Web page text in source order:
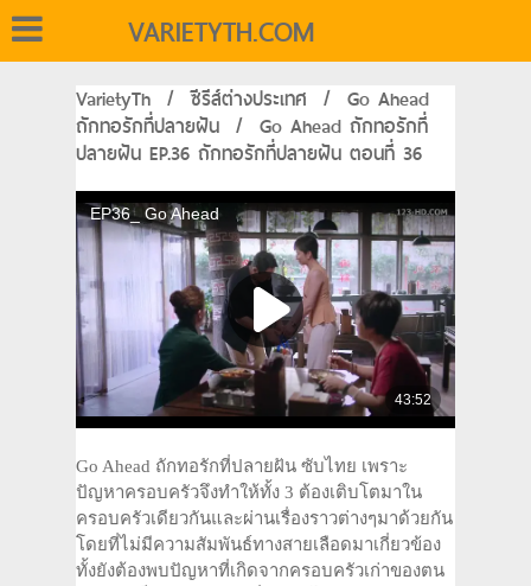
VARIETYTH.COM
VarietyTh / ซีรีส์ต่างประเทศ / Go Ahead
ถักทอรักที่ปลายฝัน / Go Ahead ถักทอรักที่
ปลายฝัน EP.36 ถักทอรักที่ปลายฝัน ตอนที่ 36
Go Ahead ถักทอรักที่ปลายฝัน ซับไทย เพราะ
ปัญหาครอบครัวจึงทำให้ทั้ง 3 ต้องเติบโตมาใน
ครอบครัวเดียวกันและผ่านเรื่องราวต่างๆมาด้วยกัน
โดยที่ไม่มีความสัมพันธ์ทางสายเลือดมาเกี่ยวข้อง
ทั้งยังต้องพบปัญหาที่เกิดจากครอบครัวเก่าของตน